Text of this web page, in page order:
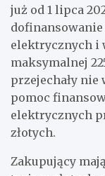
już od 1 lipca
elektrycznych i
maksymalnej
przejechały nie
pomoc
elektrycznych
złotych.
Zakupujący